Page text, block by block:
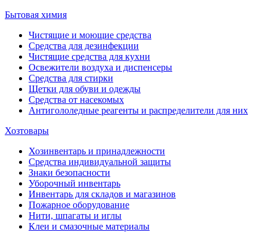
Бытовая химия
Чистящие и моющие средства
Средства для дезинфекции
Чистящие средства для кухни
Освежители воздуха и диспенсеры
Средства для стирки
Щетки для обуви и одежды
Средства от насекомых
Антигололедные реагенты и распределители для них
Хозтовары
Хозинвентарь и принадлежности
Средства индивидуальной защиты
Знаки безопасности
Уборочный инвентарь
Инвентарь для складов и магазинов
Пожарное оборудование
Нити, шпагаты и иглы
Клеи и смазочные материалы